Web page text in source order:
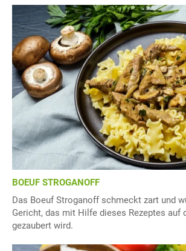
BOEUF STROGANOFF
Das Boeuf Stroganoff schmeckt zart und
Gericht, das mit Hilfe dieses Rezeptes auf
gezaubert wird.